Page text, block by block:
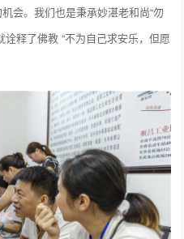
会。我们也是秉承妙湛老和尚“勿
释了佛教 “不为自己求安乐，但愿